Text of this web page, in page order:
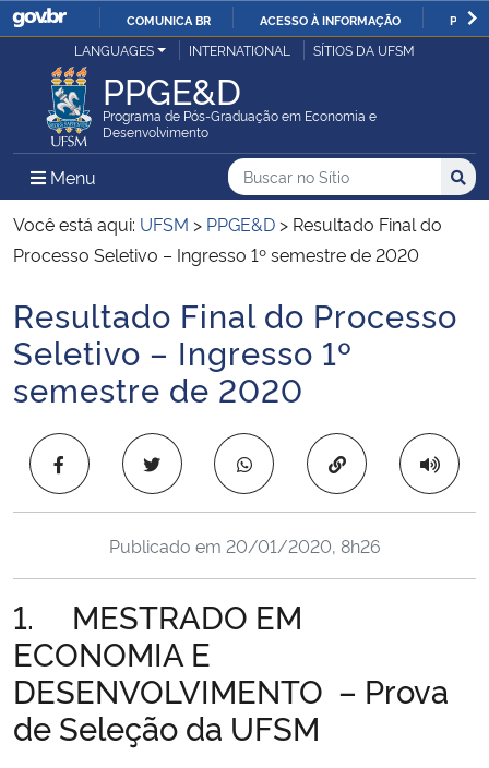
IR
O
COMUNICA BR ACESSO À INFORMAÇÃO
Ministério da Justiça e Segurança Pública
Ministério da Defesa
Ministério das Relações Exteriores
Ministério da Infraestrutura
Ministério da Agricultura, Pecuária e Abastecimento
Ministério da Educação
Ministério de Minas e Energia
Ministério da Ciência, Tecnologia, Inovações e Comunicações
Ministério do Meio Ambiente
LANGUAGES INTERNATIONAL SÍTIOS DA UFSM
PPGE&D
Programa de Pós-Graduação em Economia e
Desenvolvimento
Menu Menu Principal do Sítio
Busca
Buscar no no Sítio
Busca:
Você está aqui: UFSM > PPGE&D > Resultado Final do
Processo Seletivo – Ingresso 1º semestre de 2020
Início do conteúdo
Resultado Final do Processo
Seletivo – Ingresso 1º
semestre de 2020
Copiar para área
Publicado em 20/01/2020, 8h26
1. MESTRADO EM
ECONOMIA E
DESENVOLVIMENTO – Prova
de Seleção da UFSM